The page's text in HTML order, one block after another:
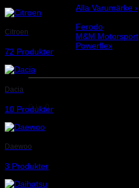
Alla Varumärke ›
Ferodo
M&M Motorsport
Powerflex
0kr 0
Citroen
72 Produkter
Dacia
10 Produkter
Daewoo
3 Produkter